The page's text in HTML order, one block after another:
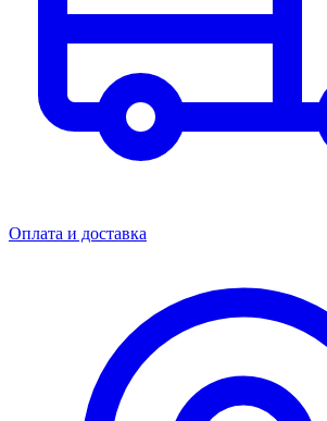
Оплата и доставка